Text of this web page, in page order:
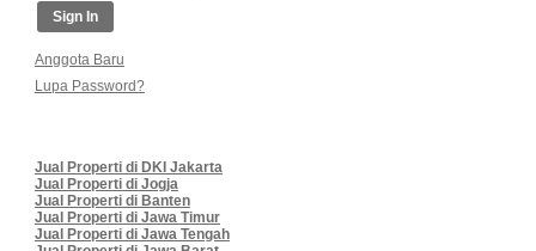
Anggota Baru
Lupa Password?
Jual Properti di DKI Jakarta
Jual Properti di Jogja
Jual Properti di Banten
Jual Properti di Jawa Timur
Jual Properti di Jawa Tengah